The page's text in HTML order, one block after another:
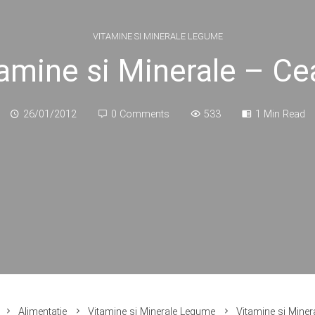
VITAMINE SI MINERALE LEGUME
si Minerale –
26/01/2012 0 Comments 533 1 Min Read
Alimentatie Vitamine si Minerale Legume Vitamine si